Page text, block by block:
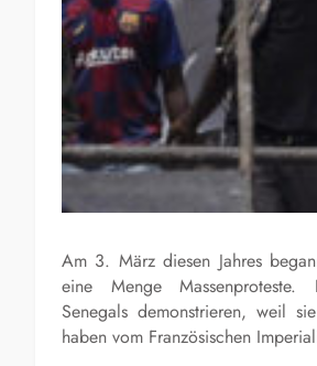
Am 3. März diesen Jahres
eine Menge Massenproteste.
Senegals demonstrieren, weil
haben vom Französischen